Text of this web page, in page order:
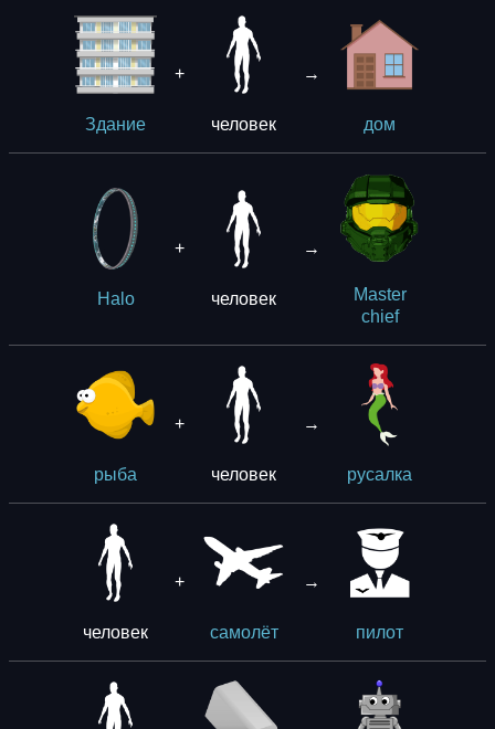
Здание
+
человек
→
дом
Halo
+
человек
→
Master
chief
рыба
+
человек
→
русалка
человек
+
самолёт
→
пилот